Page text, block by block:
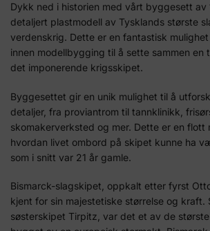
Dykk ned i historien med vårt byggesett av
detaljert plastmodell av Tysklands største
verdenskrig. Dette er en fantastisk
innen modellbygging til å sette sammen en
det imponerende krigsskipet.
Byggesettet gir en unik mulighet til å
detaljer, fra proviantrom til tannklinikk,
skomakerverksted og mer. Dette er en flott
hvordan livet ombord på skipet kunne ha
som i snitt var 21 år gamle.
Bismarck-slagskipet, oppkalt etter fyrst
kjent for sin majestetiske størrelse og kraft.
søsterskipet Tirpitz, var det et av de